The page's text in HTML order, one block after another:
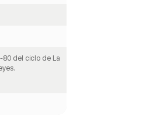
80 del ciclo de La